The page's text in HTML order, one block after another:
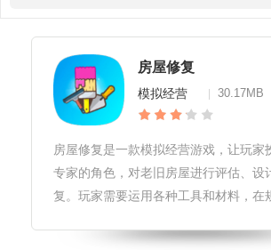
房屋修复
模拟经营 30.17MB
房屋修复是一款模拟经营游戏，让玩家
专家的角色，对老旧房屋进行评估、设
复。玩家需要运用各种工具和材料，在
音效，让玩家感受到房屋修复的乐趣。